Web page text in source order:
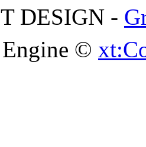
DESIGN -
Engine ©